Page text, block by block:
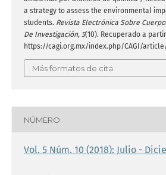
a strategy to assess the environmental
students. Revista Electrónica Sobre
De Investigación, 5(10). Recuperado a
https://cagi.org.mx/index.php/CAGI/
Más formatos de cita
NÚMERO
Vol. 5 Núm. 10 (2018): Julio -